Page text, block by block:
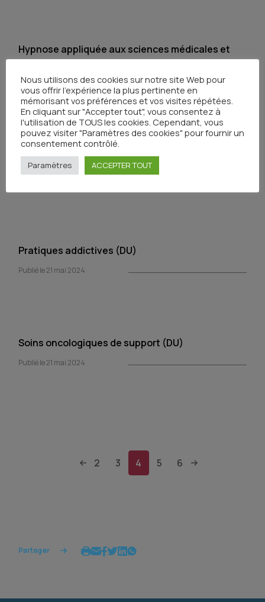
Hypnose appliquée aux sciences médicales et
Publié le 21 mai 2024
Diététique et génie alimentaire (DU)
Publié le 21 mai 2024
Pratiques addictives (DU)
Publié le 21 mai 2024
Soins oncologiques de support (DU)
Publié le 21 mai 2024
2 3 4 5 6
Partager
Nous utilisons des cookies sur notre site Web pour
vous offrir l'expérience la plus pertinente en
mémorisant vos préférences et vos visites répétées.
En cliquant sur "Accepter tout", vous consentez à
l'utilisation de TOUS les cookies. Cependant, vous
pouvez visiter "Paramètres des cookies" pour fournir un
consentement contrôlé.
Paramètres ACCEPTER TOUT